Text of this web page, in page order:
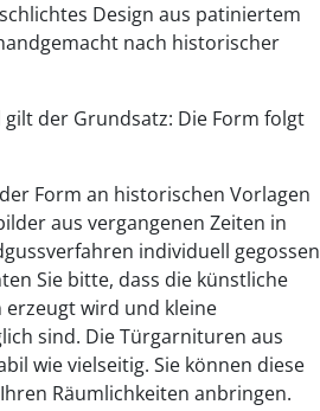
Design aus patiniertem
nach historischer
der Grundsatz: Die Form folgt
Form an historischen Vorlagen
aus vergangenen Zeiten in
individuell gegossen
Sie bitte, dass die künstliche
wird und kleine
sind. Die Türgarnituren aus
wie vielseitig. Sie können diese
Räumlichkeiten anbringen.